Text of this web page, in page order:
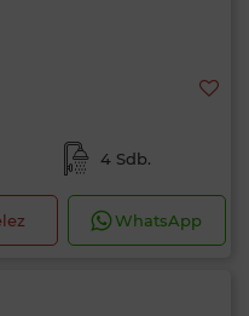
4 Sdb.
WhatsApp